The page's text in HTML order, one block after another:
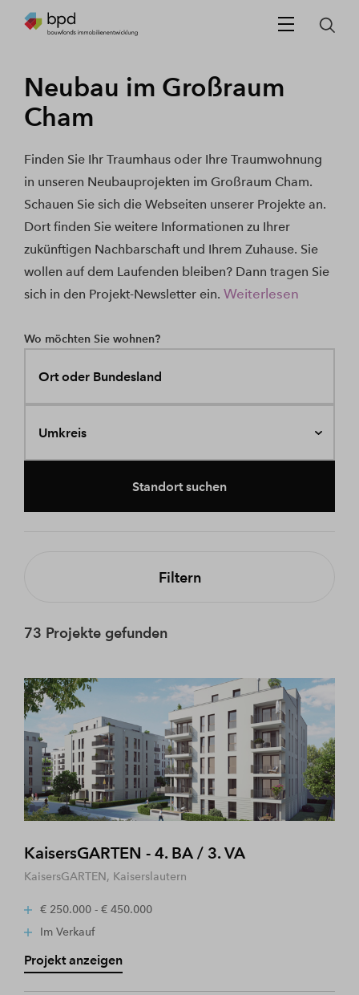
Neubau im Großraum
Cham
Finden Sie Ihr Traumhaus oder Ihre Traumwohnung
in unseren Neubauprojekten im Großraum Cham.
Schauen Sie sich die Webseiten unserer Projekte an.
Dort finden Sie weitere Informationen zu Ihrer
zukünftigen Nachbarschaft und Ihrem Zuhause. Sie
wollen auf dem Laufenden bleiben? Dann tragen Sie
sich in den Projekt-Newsletter ein. Weiterlesen
Wo möchten Sie wohnen?
Ort oder Bundesland
Umkreis
Standort suchen
Filtern
73 Projekte gefunden
KaisersGARTEN - 4. BA / 3. VA
KaisersGARTEN, Kaiserslautern
€ 250.000 - € 450.000
Im Verkauf
Projekt anzeigen